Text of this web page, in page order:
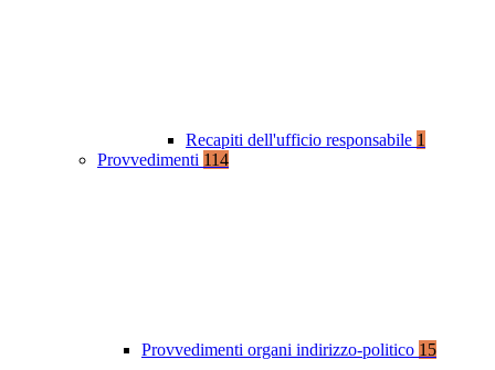
Recapiti dell'ufficio responsabile 1
Provvedimenti 114
Provvedimenti organi indirizzo-politico 15